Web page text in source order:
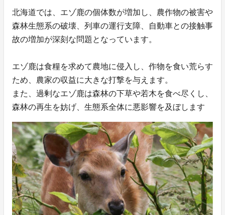
北海道では、エゾ鹿の個体数が増加し、農作物の被害や
森林生態系の破壊、列車の運行支障、自動車との接触事
故の増加が深刻な問題となっています。
エゾ鹿は食糧を求めて農地に侵入し、作物を食い荒らす
ため、農家の収益に大きな打撃を与えます。
また、過剰なエゾ鹿は森林の下草や若木を食べ尽くし、
森林の再生を妨げ、生態系全体に悪影響を及ぼします